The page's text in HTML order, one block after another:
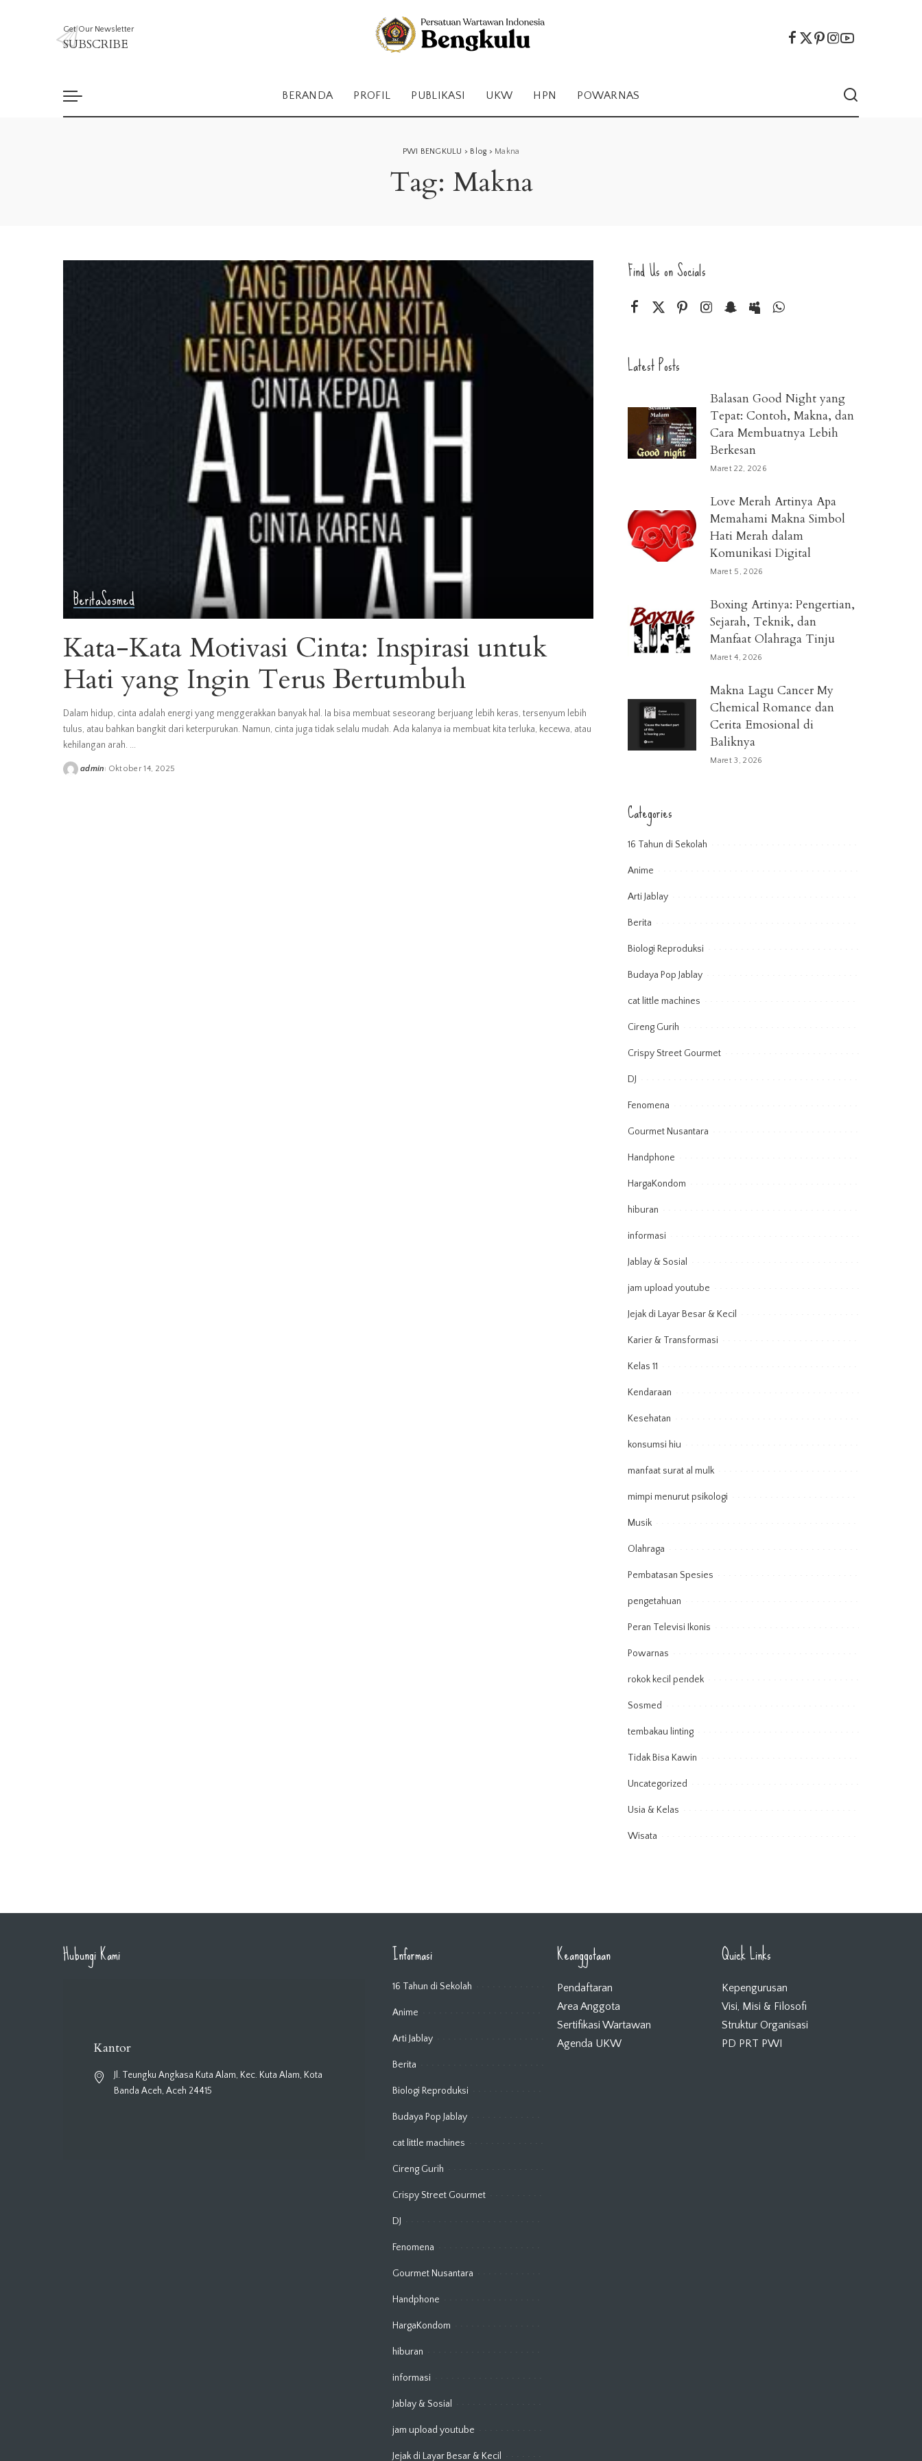
Get Our Newsletter
SUBSCRIBE
BERANDA PROFIL PUBLIKASI UKW HPN POWARNAS
PWI BENGKULU > Blog > Makna
Tag: Makna
BeritaSosmed
Kata-Kata Motivasi Cinta: Inspirasi untuk
Hati yang Ingin Terus Bertumbuh
Dalam hidup, cinta adalah energi yang menggerakkan banyak hal. Ia bisa membuat seseorang berjuang lebih keras, tersenyum lebih
tulus, atau bahkan bangkit dari keterpurukan. Namun, cinta juga tidak selalu mudah. Ada kalanya ia membuat kita terluka, kecewa, atau
kehilangan arah. ...
Posted
admin Oktober 14, 2025
Find Us on Socials
Latest Posts
Balasan Good Night yang
Tepat: Contoh, Makna, dan
Cara Membuatnya Lebih
Berkesan
Maret 22, 2026
Love Merah Artinya Apa
Memahami Makna Simbol
Hati Merah dalam
Komunikasi Digital
Maret 5, 2026
Boxing Artinya: Pengertian,
Sejarah, Teknik, dan
Manfaat Olahraga Tinju
Maret 4, 2026
Makna Lagu Cancer My
Chemical Romance dan
Cerita Emosional di
Baliknya
Maret 3, 2026
Categories
16 Tahun di Sekolah
Anime
Arti Jablay
Berita
Biologi Reproduksi
Budaya Pop Jablay
cat little machines
Cireng Gurih
Crispy Street Gourmet
DJ
Fenomena
Gourmet Nusantara
Handphone
HargaKondom
hiburan
informasi
Jablay & Sosial
jam upload youtube
Jejak di Layar Besar & Kecil
Karier & Transformasi
Kelas 11
Kendaraan
Kesehatan
konsumsi hiu
manfaat surat al mulk
mimpi menurut psikologi
Musik
Olahraga
Pembatasan Spesies
pengetahuan
Peran Televisi Ikonis
Powarnas
rokok kecil pendek
Sosmed
tembakau linting
Tidak Bisa Kawin
Uncategorized
Usia & Kelas
Wisata
Hubungi Kami
Kantor
Jl. Teungku Angkasa Kuta Alam, Kec. Kuta Alam, Kota
Banda Aceh, Aceh 24415
Informasi
16 Tahun di Sekolah
Anime
Arti Jablay
Berita
Biologi Reproduksi
Budaya Pop Jablay
cat little machines
Cireng Gurih
Crispy Street Gourmet
DJ
Fenomena
Gourmet Nusantara
Handphone
HargaKondom
hiburan
informasi
Jablay & Sosial
jam upload youtube
Jejak di Layar Besar & Kecil
Keanggotaan
Pendaftaran
Area Anggota
Sertifikasi Wartawan
Agenda UKW
Quick Links
Kepengurusan
Visi, Misi & Filosofi
Struktur Organisasi
PD PRT PWI